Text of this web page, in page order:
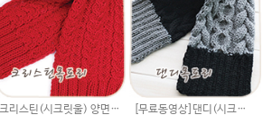
크리스틴(시크릿울) 양면꽈배기목도리 손뜨개질 남자친구 크리스마스 특별한선물도안 목도리만들기diy뜨기 털실 뜨개질실
[무료동영상]댄디(시크릿울) 목도리 왕초보뜨개질만들기,손뜨개 목도리뜨기,목도리,크리스마스선물,목도리 동영상도안